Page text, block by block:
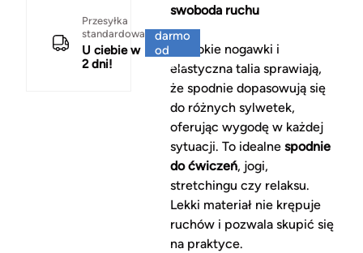
Przesyłka
standardowa
U ciebie w
2 dni!
darmo
od
150 zł
swoboda ruchu
Szerokie nogawki i
elastyczna talia sprawiają,
że spodnie dopasowują się
do różnych sylwetek,
oferując wygodę w każdej
sytuacji. To idealne spodnie
do ćwiczeń, jogi,
stretchingu czy relaksu.
Lekki materiał nie krępuje
ruchów i pozwala skupić się
na praktyce.